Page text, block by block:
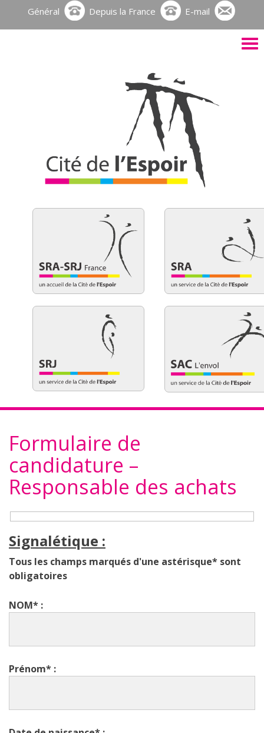
Général Depuis la France E-mail
le
Formulaire de
candidature –
Responsable des achats
Signalétique :
Tous les champs marqués d'une astérisque* sont
obligatoires
NOM* :
Prénom* :